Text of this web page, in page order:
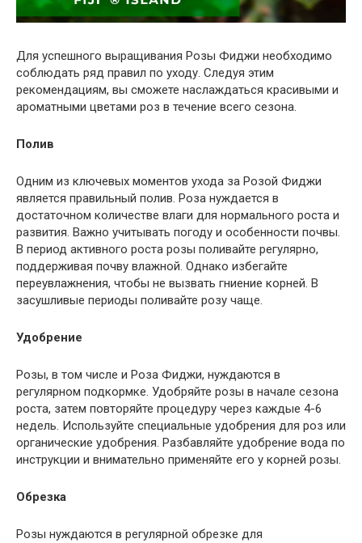
Для успешного выращивания Розы Фиджи необходимо
соблюдать ряд правил по уходу. Следуя этим
рекомендациям, вы сможете наслаждаться красивыми и
ароматными цветами роз в течение всего сезона.
Полив
Одним из ключевых моментов ухода за Розой Фиджи
является правильный полив. Роза нуждается в
достаточном количестве влаги для нормального роста и
развития. Важно учитывать погоду и особенности почвы.
В период активного роста розы поливайте регулярно,
поддерживая почву влажной. Однако избегайте
переувлажнения, чтобы не вызвать гниение корней. В
засушливые периоды поливайте розу чаще.
Удобрение
Розы, в том числе и Роза Фиджи, нуждаются в
регулярном подкормке. Удобряйте розы в начале сезона
роста, затем повторяйте процедуру через каждые 4-6
недель. Используйте специальные удобрения для роз или
органические удобрения. Разбавляйте удобрение вода по
инструкции и внимательно применяйте его у корней розы.
Обрезка
Розы нуждаются в регулярной обрезке для